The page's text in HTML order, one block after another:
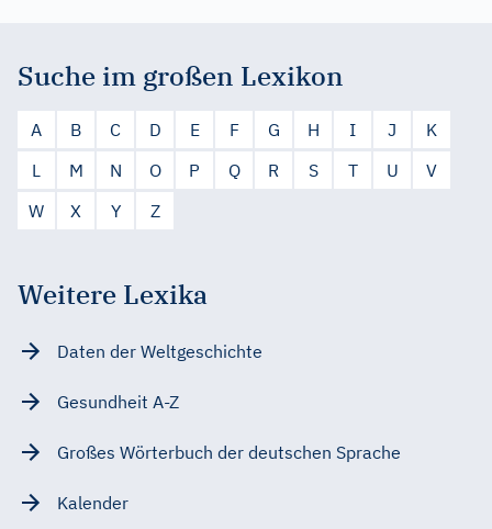
Suche im großen Lexikon
A B C D E F G H I J
K
L
M N O P Q R S T U
V
W
X Y Z
Weitere Lexika
Daten der Weltgeschichte
Gesundheit A-Z
Großes Wörterbuch der deutschen Sprache
Kalender